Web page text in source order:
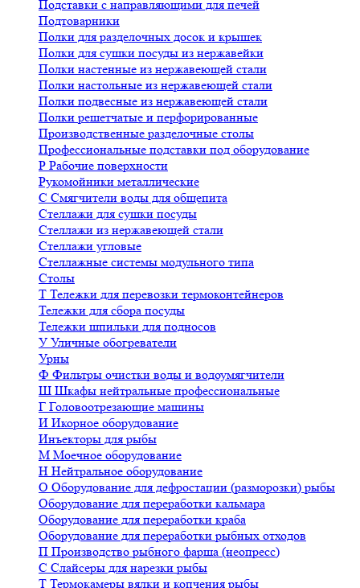
Подставки с направляющими для печей
Подтоварники
Полки для разделочных досок и крышек
Полки для сушки посуды из нержавейки
Полки настенные из нержавеющей стали
Полки настольные из нержавеющей стали
Полки подвесные из нержавеющей стали
Полки решетчатые и перфорированные
Производственные разделочные столы
Профессиональные подставки под оборудование
Р Рабочие поверхности
Рукомойники металлические
С Смягчители воды для общепита
Стеллажи для сушки посуды
Стеллажи из нержавеющей стали
Стеллажи угловые
Стеллажные системы модульного типа
Столы
Т Тележки для перевозки термоконтейнеров
Тележки для сбора посуды
Тележки шпильки для подносов
У Уличные обогреватели
Урны
Ф Фильтры очистки воды и водоумягчители
Ш Шкафы нейтральные профессиональные
Г Головоотрезающие машины
И Икорное оборудование
Инъекторы для рыбы
М Моечное оборудование
Н Нейтральное оборудование
О Оборудование для дефростации (разморозки) рыбы
Оборудование для переработки кальмара
Оборудование для переработки краба
Оборудование для переработки рыбных отходов
П Производство рыбного фарша (неопресс)
С Слайсеры для нарезки рыбы
Т Термокамеры вялки и копчения рыбы